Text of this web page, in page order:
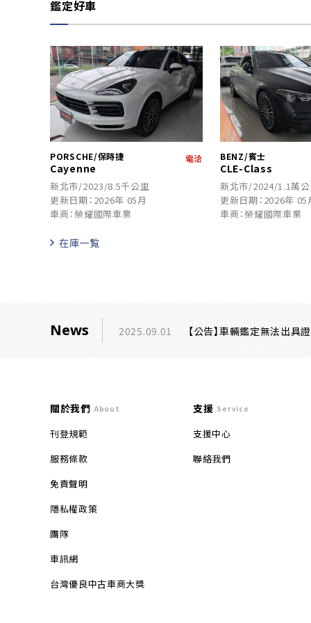
鑑定好車
PORSCHE/保時捷
Cayenne
電洽
新北市/2023/8.5千公里
更新日期：2026年 05月
車商：榮耀國際車業
BENZ/賓士
CLE-Class
新北市/2024/1.1萬
更新日期：2026年 05
車商：榮耀國際車業
在庫一覧
News 2025.09.01 【公告】車輛鑑定無法出具
關於我們 About
刊登規範
服務條款
免責聲明
隱私權政策
團隊
車訊網
台灣優良中古車商大獎
支援 Service
支援中心
聯絡我們